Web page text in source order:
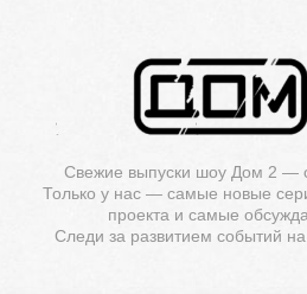
Свежие выпуски шоу Дом 2 —
Только у нас — самые новые
проекта и самые
Следи за развитием событий